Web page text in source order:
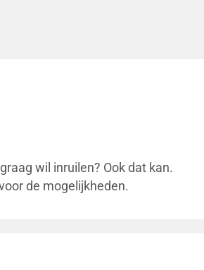
wil inruilen? Ook dat kan.
de mogelijkheden.